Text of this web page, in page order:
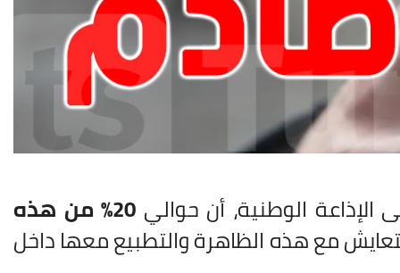
الوطنية، أن حوالي 20% من هذه
مع هذه الظاهرة والتطبيع معها داخل